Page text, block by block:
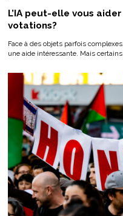
L’IA peut-elle vous
votations?
Face à des objets parfois
une aide intéressante. Mais